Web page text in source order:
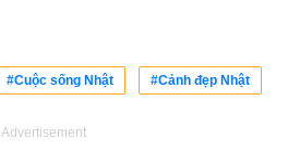
#Cuộc sống Nhật #Cảnh đẹp Nhật
Advertisement